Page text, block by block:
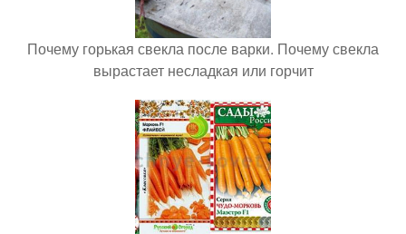
Почему горькая свекла после варки. Почему свекла
вырастает несладкая или горчит